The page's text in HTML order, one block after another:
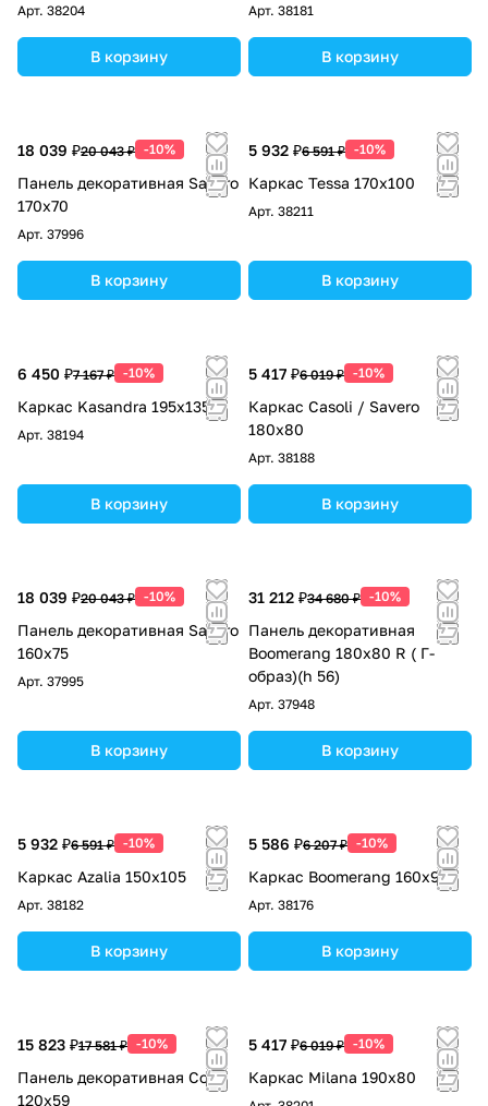
Арт. 38204
В корзину
Арт. 38181
В корзину
18 039 ₽20 043 ₽ -10%
Панель декоративная Savero
170x70
Арт. 37996
В корзину
5 932 ₽6 591 ₽ -10%
Каркас Tessa 170х100
Арт. 38211
В корзину
6 450 ₽7 167 ₽ -10%
Каркас Kasandra 195x135
Арт. 38194
В корзину
5 417 ₽6 019 ₽ -10%
Каркас Casoli / Savero
180х80
Арт. 38188
В корзину
18 039 ₽20 043 ₽ -10%
Панель декоративная Savero
160x75
Арт. 37995
В корзину
31 212 ₽34 680 ₽ -10%
Панель декоративная
Boomerang 180x80 R ( Г-
образ)(h 56)
Арт. 37948
В корзину
5 932 ₽6 591 ₽ -10%
Каркас Azalia 150х105
Арт. 38182
В корзину
5 586 ₽6 207 ₽ -10%
Каркас Boomerang 160x90
Арт. 38176
В корзину
15 823 ₽17 581 ₽ -10%
Панель декоративная Coral
120х59
5 417 ₽6 019 ₽ -10%
Каркас Milana 190х80